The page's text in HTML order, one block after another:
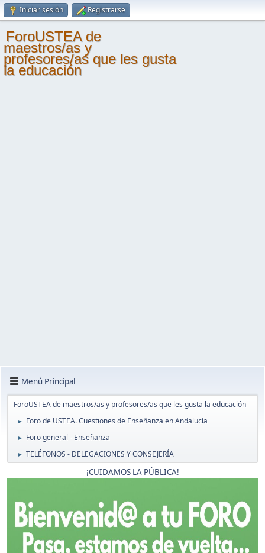
Iniciar sesión Registrarse
ForoUSTEA de
maestros/as y
profesores/as que les gusta
la educación
Menú Principal
ForoUSTEA de maestros/as y profesores/as que les gusta la educación
► Foro de USTEA. Cuestiones de Enseñanza en Andalucía
► Foro general - Enseñanza
► TELÉFONOS - DELEGACIONES Y CONSEJERÍA
¡CUIDAMOS LA PÚBLICA!